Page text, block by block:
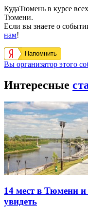
КудаТюмень в курсе
Тюмени.
Если вы знаете о
нам!
Напомнить
Вы организатор этого
Интересные
14 мест в Тюмени и
увидеть